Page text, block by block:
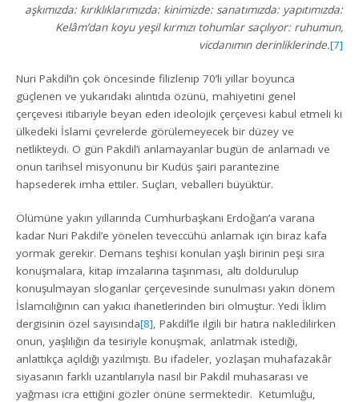
aşkımızda: kırıklıklarımızda: kinimizde: sanatımızda: yapıtımızda:
Kelâm’dan koyu yeşil kırmızı tohumlar saçılıyor: ruhumun,
vicdanımın derinliklerinde.[7]
Nuri Pakdil’in çok öncesinde filizlenip 70’li yıllar boyunca
güçlenen ve yukarıdaki alıntıda özünü, mahiyetini genel
çerçevesi itibariyle beyan eden ideolojik çerçevesi kabul etmeli ki
ülkedeki İslami çevrelerde görülemeyecek bir düzey ve
netlikteydi. O gün Pakdil’i anlamayanlar bugün de anlamadı ve
onun tarihsel misyonunu bir Kudüs şairi parantezine
hapsederek imha ettiler. Suçları, veballeri büyüktür.
Ölümüne yakın yıllarında Cumhurbaşkanı Erdoğan’a varana
kadar Nuri Pakdil’e yönelen teveccühü anlamak için biraz kafa
yormak gerekir. Demans teşhisi konulan yaşlı birinin peşi sıra
konuşmalara, kitap imzalarına taşınması, altı doldurulup
konuşulmayan sloganlar çerçevesinde sunulması yakın dönem
İslamcılığının can yakıcı ihanetlerinden biri olmuştur. Yedi İklim
dergisinin özel sayısında[8], Pakdil’le ilgili bir hatıra nakledilirken
onun, yaşlılığın da tesiriyle konuşmak, anlatmak istediği,
anlattıkça açıldığı yazılmıştı. Bu ifadeler, yozlaşan muhafazakâr
siyasanın farklı uzantılarıyla nasıl bir Pakdil muhasarası ve
yağması icra ettiğini gözler önüne sermektedir. Ketumluğu,